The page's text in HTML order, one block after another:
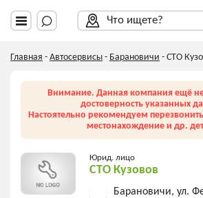
Что ищете?
Главная - Автосервисы - Барановичи - СТО
Внимание. Данная компания ещё
достоверность указанных
Настоятельно рекомендуем
местонахождение и др.
Юрид. лицо
СТО Кузовов
Барановичи, ул.